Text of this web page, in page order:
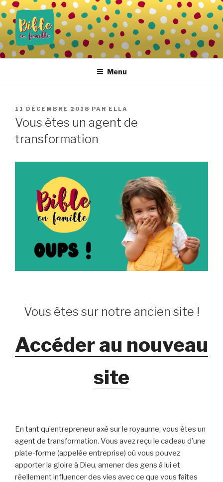
Aller
au
contenu
principal
BIBLE EN FAMILLE
Vivre la Parole de Dieu au quotidien
Menu
PUBLIÉ
LE
11 DÉCEMBRE 2018 PAR ELLA
Vous êtes un agent de
transformation
Vous êtes sur notre ancien site !
Accéder au nouveau
site
En tant qu’entrepreneur axé sur le royaume, vous êtes un
agent de transformation. Vous avez reçu le cadeau d’une
plate-forme (appelée entreprise) où vous pouvez
apporter la gloire à Dieu, amener des gens à lui et
réellement influencer des vies avec ce que vous faites